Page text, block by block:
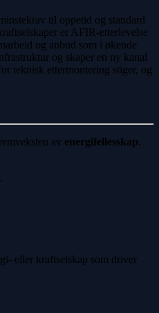
til oppetid og standard
er AFIR-etterlevelse
og anbud som i økende
og skaper en ny kanal
teknisk ettermontering stiger, og
av energifellesskap.
eller kraftselskap som driver